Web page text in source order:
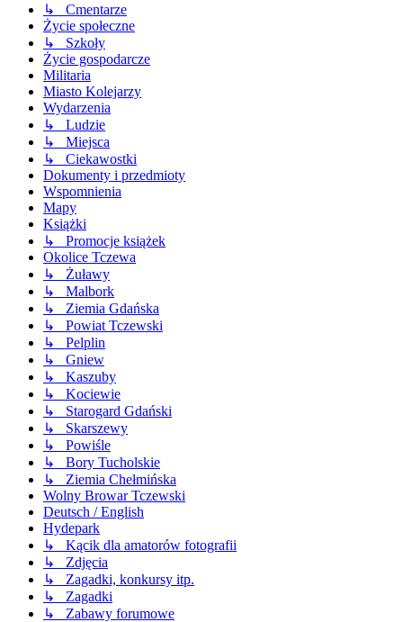
↳ Cmentarze
Życie społeczne
↳ Szkoły
Życie gospodarcze
Militaria
Miasto Kolejarzy
Wydarzenia
↳ Ludzie
↳ Miejsca
↳ Ciekawostki
Dokumenty i przedmioty
Wspomnienia
Mapy
Książki
↳ Promocje książek
Okolice Tczewa
↳ Żuławy
↳ Malbork
↳ Ziemia Gdańska
↳ Powiat Tczewski
↳ Pelplin
↳ Gniew
↳ Kaszuby
↳ Kociewie
↳ Starogard Gdański
↳ Skarszewy
↳ Powiśle
↳ Bory Tucholskie
↳ Ziemia Chełmińska
Wolny Browar Tczewski
Deutsch / English
Hydepark
↳ Kącik dla amatorów fotografii
↳ Zdjęcia
↳ Zagadki, konkursy itp.
↳ Zagadki
↳ Zabawy forumowe